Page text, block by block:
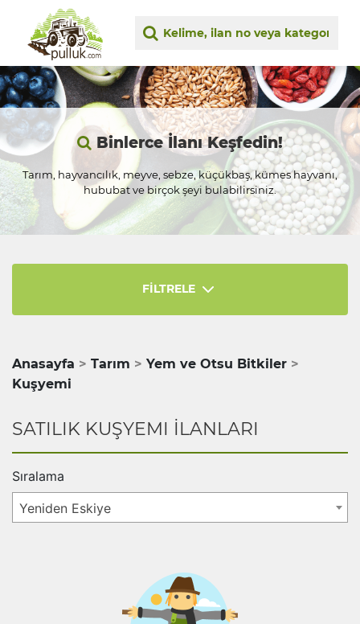
Binlerce İlanı Keşfedin!
Tarım, hayvancılık, meyve, sebze, küçükbaş, kümes hayvanı,
hububat ve birçok şeyi bulabilirsiniz.
FİLTRELE
Anasayfa Tarım
Yem ve Otsu Bitkiler
Kuşyemi
SATILIK KUŞYEMI İLANLARI
Sıralama
Yeniden Eskiye